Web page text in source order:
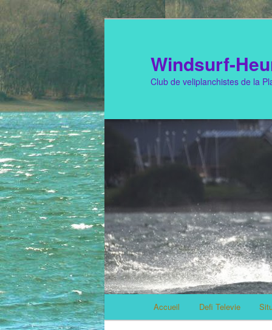
Windsurf-
Club de veliplanchistes de la
Skip to primary content
Skip to secondary content
Accueil Defi Televie